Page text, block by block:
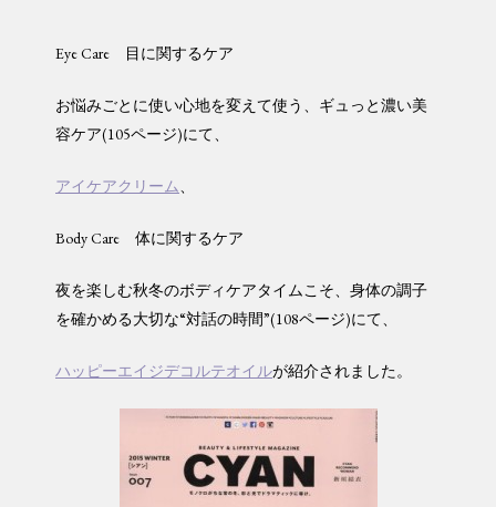
Eye Care 目に関するケア
お悩みごとに使い心地を変えて使う、ギュっと濃い美
容ケア(105ページ)にて、
アイケアクリーム、
Body Care 体に関するケア
夜を楽しむ秋冬のボディケアタイムこそ、身体の調子
を確かめる大切な“対話の時間”(108ページ)にて、
ハッピーエイジデコルテオイルが紹介されました。